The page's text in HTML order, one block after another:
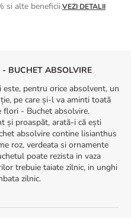
si alte beneficii.VEZI DETALII
cadou
- BUCHET ABSOLVIRE
pentru orice absolvent, un
pe care și-l va aminti toată
flori - Buchet absolvire.
și proaspăt, arată-i că ești
absolvire contine lisianthus
roz, verdeata si ornamente
poate rezista in vaza
trebuie taiate zilnic, in unghi
zilnic.